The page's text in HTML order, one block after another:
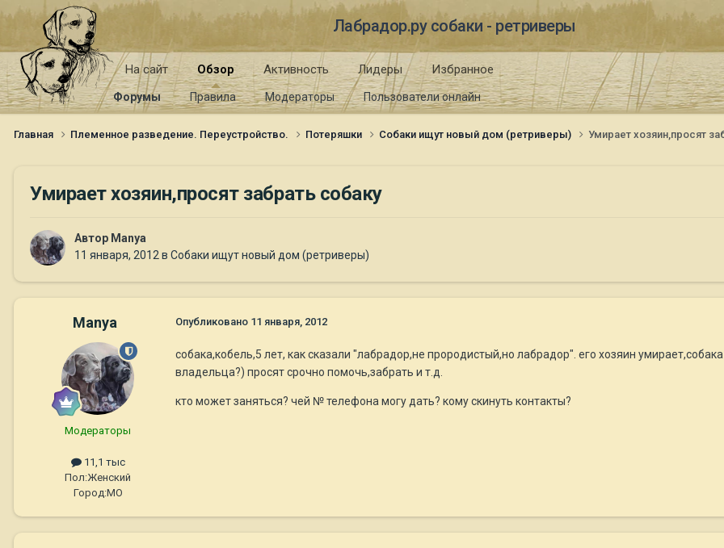
Лабрадор.ру собаки - ретриверы
На сайт Обзор
Форумы Правила Модераторы Пользователи онлайн
Активность Лидеры Избранное
Главная Племенное разведение. Переустройство. Потеряшки Собаки ищут новый дом (ретриверы) Умирает хозяин,просят
Умирает хозяин,просят забрать собаку
Автор Manya
11 января, 2012 в Собаки ищут новый дом (ретриверы)
Manya
Модераторы
11,1 тыс
Пол:Женский
Город:МО
Опубликовано 11 января, 2012
собака,кобель,5 лет, как сказали "лабрадор,не прородистый,но лабрадор". его хозяин
владельца?) просят срочно помочь,забрать и т.д.
кто может заняться? чей № телефона могу дать? кому скинуть контакты?